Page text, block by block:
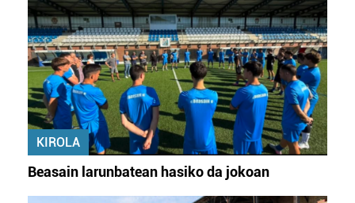
KIROLA
Beasain larunbatean hasiko da jokoan